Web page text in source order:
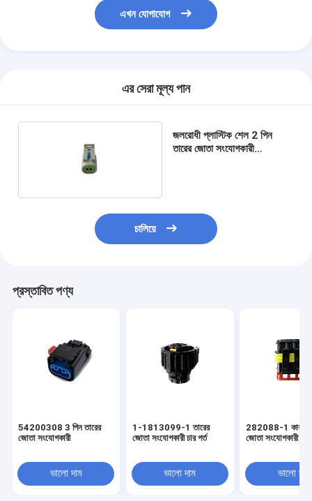
এখন যোগাযোগ
এর সেরা মূল্য পান
জলরোধী প্লাস্টিক শেল 2 পিন
তারের জোতা সংযোগকারী
চালিয়ে
প্রস্তাবিত পণ্য
54200308 3 পিন তারের
জোতা সংযোগকারী
ভালো দাম
1-1813099-1 তারের
জোতা সংযোগকারী চার গর্ত
ভালো দাম
282088-1 কার
জোতা সংযোগকারী 6
ভালো দাম